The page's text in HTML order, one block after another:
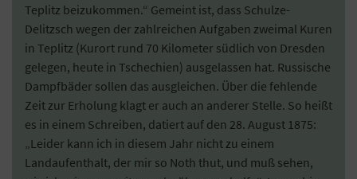
Teplitz beizukommen.“ Gemeint ist, dass Schulze-
Delitzsch wegen der zahlreichen Aufgaben zweimal Kuren
in Teplitz (Kurort rund 70 Kilometer südlich von Dresden
gelegen, heute in Tschechien) ausgelassen hat. Russische
Dampfbäder sollen das ausgleichen. Über die fehlende
Zeit zur Erholung klagt er auch an anderer Stelle. So heißt
es in einem Schreiben, datiert auf den 28. August 1875:
„Leider kann ich in diesem Jahr nicht zu einem
Landaufenthalt, der mir so Noth thut, und muß sehen,